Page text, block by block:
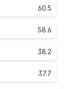
60.5
58.6
38.2
37.7